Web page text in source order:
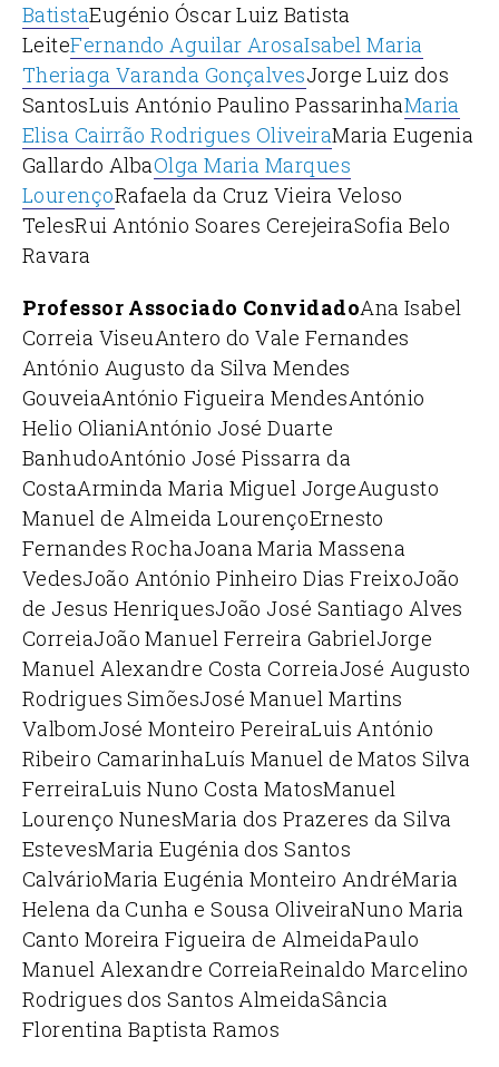
BatistaEugénio Óscar Luiz Batista
LeiteFernando Aguilar ArosaIsabel Maria
Theriaga Varanda GonçalvesJorge Luiz dos
SantosLuis António Paulino PassarinhaMaria
Elisa Cairrão Rodrigues OliveiraMaria Eugenia
Gallardo AlbaOlga Maria Marques
LourençoRafaela da Cruz Vieira Veloso
TelesRui António Soares CerejeiraSofia Belo
Ravara
Professor Associado ConvidadoAna Isabel
Correia ViseuAntero do Vale Fernandes
António Augusto da Silva Mendes
GouveiaAntónio Figueira MendesAntónio
Helio OlianiAntónio José Duarte
BanhudoAntónio José Pissarra da
CostaArminda Maria Miguel JorgeAugusto
Manuel de Almeida LourençoErnesto
Fernandes RochaJoana Maria Massena
VedesJoão António Pinheiro Dias FreixoJoão
de Jesus HenriquesJoão José Santiago Alves
CorreiaJoão Manuel Ferreira GabrielJorge
Manuel Alexandre Costa CorreiaJosé Augusto
Rodrigues SimõesJosé Manuel Martins
ValbomJosé Monteiro PereiraLuis António
Ribeiro CamarinhaLuís Manuel de Matos Silva
FerreiraLuis Nuno Costa MatosManuel
Lourenço NunesMaria dos Prazeres da Silva
EstevesMaria Eugénia dos Santos
CalvárioMaria Eugénia Monteiro AndréMaria
Helena da Cunha e Sousa OliveiraNuno Maria
Canto Moreira Figueira de AlmeidaPaulo
Manuel Alexandre CorreiaReinaldo Marcelino
Rodrigues dos Santos AlmeidaSância
Florentina Baptista Ramos